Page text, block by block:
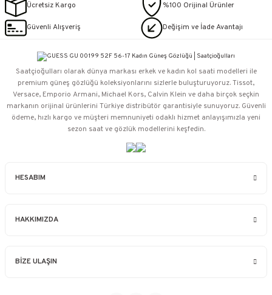
Ücretsiz Kargo %100 Orijinal Ürünler
Güvenli Alışveriş Değişim ve İade Avantajı
HESABIM
HAKKIMIZDA
BİZE ULAŞIN
Saatçioğulları⁠ olarak dünya markası erkek ve kadın kol saati modelleri ile
premium güneş gözlüğü koleksiyonlarını sizlerle buluşturuyoruz. Tissot,
Versace, Emporio Armani, Michael Kors, Calvin Klein ve daha birçok seçkin
markanın orijinal ürünlerini Türkiye distribütör garantisiyle sunuyoruz. Güvenli
ödeme, hızlı kargo ve müşteri memnuniyeti odaklı hizmet anlayışımızla yeni
sezon saat ve gözlük modellerini keşfedin.